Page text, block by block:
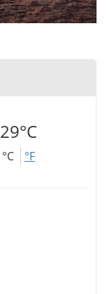
29°C
°C °F